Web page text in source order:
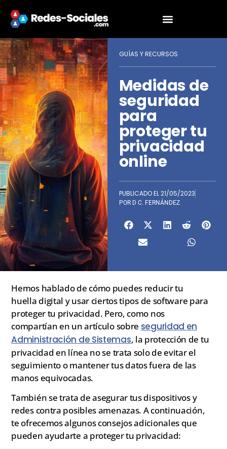
GUÍAS Y RECURSOS
Medidas de
seguridad
para
proteger tu
privacidad
online
PUBLICADO EL21/05/2023
POR D C. FERNÁNDEZ
Hemos hablado de cómo puedes reducir tu
huella digital y usar ciertos tipos de software para
proteger tu privacidad. Pero, como nos
compartían en un artículo sobre seguridad en
Administración de Sistemas, la protección de tu
privacidad en línea no se trata solo de evitar el
seguimiento o mantener tus datos fuera de las
manos equivocadas.
También se trata de asegurar tus dispositivos y
redes contra posibles amenazas. A continuación,
te ofrecemos algunos consejos adicionales que
pueden ayudarte a proteger tu privacidad: